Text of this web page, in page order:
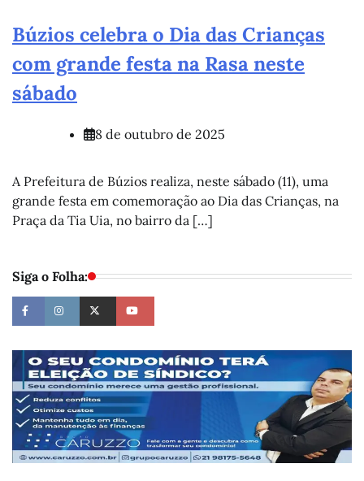
Búzios celebra o Dia das Crianças
com grande festa na Rasa neste
sábado
8 de outubro de 2025
A Prefeitura de Búzios realiza, neste sábado (11), uma
grande festa em comemoração ao Dia das Crianças, na
Praça da Tia Uia, no bairro da […]
Siga o Folha: